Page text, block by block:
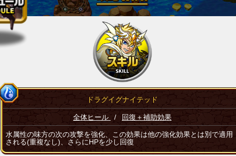
ドラグイグナイテッド
全体ヒール / 回復＋補助効果
水属性の味方の次の攻撃を強化、この効果は他の強化効果とは別で適用
される(重複なし)、さらにHPを少し回復